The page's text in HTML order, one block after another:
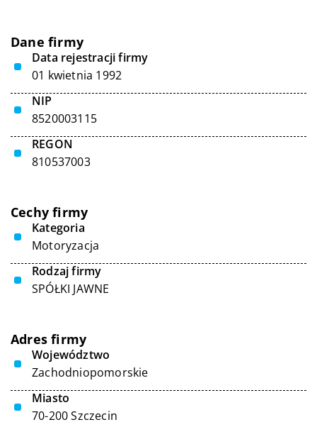
Dane firmy
Data rejestracji firmy
01 kwietnia 1992
NIP
8520003115
REGON
810537003
Cechy firmy
Kategoria
Motoryzacja
Rodzaj firmy
SPÓŁKI JAWNE
Adres firmy
Województwo
Zachodniopomorskie
Miasto
70-200 Szczecin